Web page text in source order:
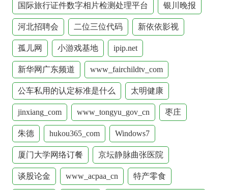
国际旅行证件数字相片检测处理平台 银川晚报
河北招聘会 二位三位代码 新依依影视
孤儿网 小游戏基地 ipip.net
新华网广东频道 www_fairchildtv_com
公车私用的认定标准是什么 太明健康
jinxiang_com www_tongyu_gov_cn 枣庄
朱德 hukou365_com Windows7
厦门大学网络订餐 京坛静脉曲张医院
谈股论金 www_acpaa_cn 特产零食